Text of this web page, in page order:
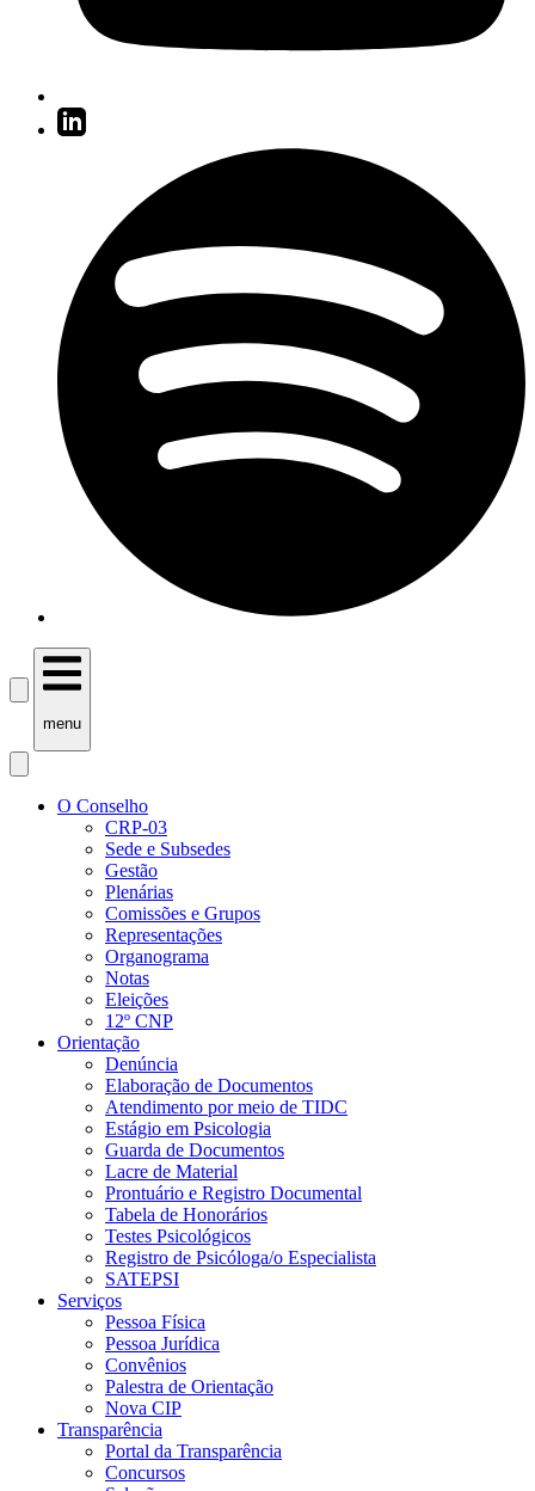
menu
O Conselho
CRP-03
Sede e Subsedes
Gestão
Plenárias
Comissões e Grupos
Representações
Organograma
Notas
Eleições
12º CNP
Orientação
Denúncia
Elaboração de Documentos
Atendimento por meio de TIDC
Estágio em Psicologia
Guarda de Documentos
Lacre de Material
Prontuário e Registro Documental
Tabela de Honorários
Testes Psicológicos
Registro de Psicóloga/o Especialista
SATEPSI
Serviços
Pessoa Física
Pessoa Jurídica
Convênios
Palestra de Orientação
Nova CIP
Transparência
Portal da Transparência
Concursos